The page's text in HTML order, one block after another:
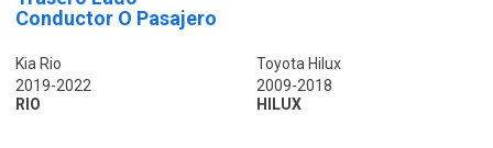
Conductor O Pasajero
Kia Rio
2019-2022
RIO
Toyota Hilux
2009-2018
HILUX